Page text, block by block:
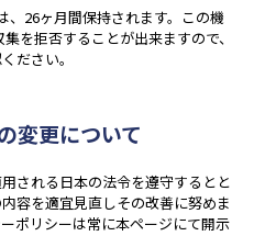
26ヶ月間保持されます。この機
を拒否することが出来ますので、
ださい。
変更について
される日本の法令を遵守するとと
容を適宜見直しその改善に努めま
ポリシーは常に本ページにて開示